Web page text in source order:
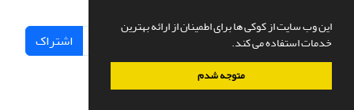
این وب سایت از کوکی ها برای اطمینان از ارائه بهترین
خدمات استفاده می کند.
متوجه شدم
اشتراک